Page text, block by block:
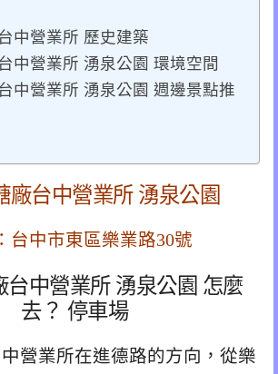
中營業所 歷史建築
中營業所 湧泉公園 環境空間
中營業所 湧泉公園 週邊景點推
廠台中營業所 湧泉公園
台中市東區樂業路30號
台中營業所 湧泉公園 怎麼
去？ 停車場
營業所在進德路的方向，從樂